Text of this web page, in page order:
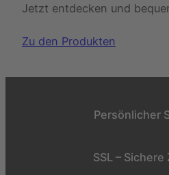
Jetzt entdecken und
Zu den Produkten
Persönlicher
SSL – Sichere